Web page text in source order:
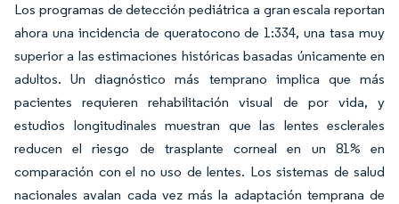
Los programas de detección pediátrica a gran escala reportan
ahora una incidencia de queratocono de 1:334, una tasa muy
superior a las estimaciones históricas basadas únicamente en
adultos. Un diagnóstico más temprano implica que más
pacientes requieren rehabilitación visual de por vida, y
estudios longitudinales muestran que las lentes esclerales
reducen el riesgo de trasplante corneal en un 81% en
comparación con el no uso de lentes. Los sistemas de salud
nacionales avalan cada vez más la adaptación temprana de